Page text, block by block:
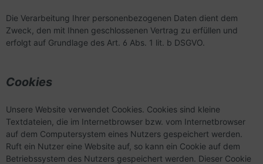
Die Verarbeitung Ihrer personenbezogenen Daten dient dem
Zweck, den mit Ihnen geschlossenen Vertrag zu erfüllen und
erfolgt auf Grundlage des Art. 6 Abs. 1 lit. b DSGVO.
Cookies
Unsere Website verwendet Cookies. Cookies sind kleine
Textdateien, die im Internetbrowser bzw. vom Internetbrowser
auf dem Computersystem eines Nutzers gespeichert werden.
Ruft ein Nutzer eine Website auf, so kann ein Cookie auf dem
Betriebssystem des Nutzers gespeichert werden. Dieser Cookie